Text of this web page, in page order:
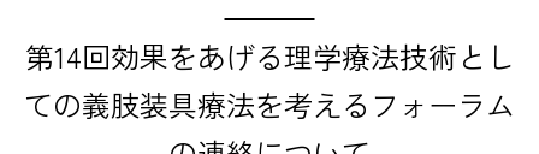
第14回効果をあげる理学療法技術とし
ての義肢装具療法を考えるフォーラム